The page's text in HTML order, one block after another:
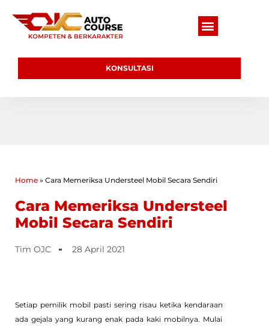
KONSULTASI
Home » Cara Memeriksa Understeel Mobil Secara Sendiri
Cara Memeriksa Understeel
Mobil Secara Sendiri
Tim OJC 28 April 2021
Setiap pemilik mobil pasti sering risau ketika kendaraan
ada gejala yang kurang enak pada kaki mobilnya. Mulai